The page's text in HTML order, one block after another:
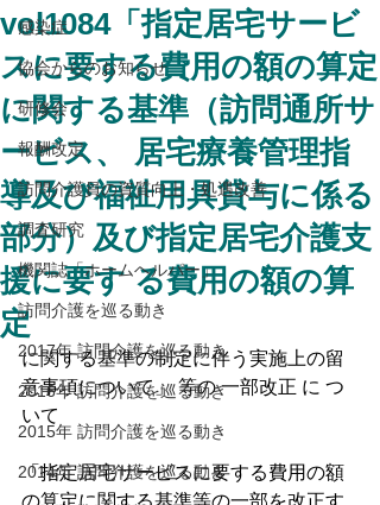
感染症
協会からのお知らせ
研修会
報酬改定
訪問介護員の資質向上・処遇改善
調査研究
機関誌「ホームヘルパー」
訪問介護を巡る動き
2017年 訪問介護を巡る動き
2016年 訪問介護を巡る動き
2015年 訪問介護を巡る動き
2014年 訪問介護を巡る動き
vol1084「指定居宅サービ
スに要する費用の額の算定
に関する基準（訪問通所サ
ービス、 居宅療養管理指
導及び福祉用具貸与に係る
部分）及び指定居宅介護支
援に要す る費用の額の算
定
に関する基準の制定に伴う実施上の留
意事項について」 等の 一部改正 に つ
いて
「指定居宅サービスに要する費用の額
の算定に関する基準等の一部を改正す